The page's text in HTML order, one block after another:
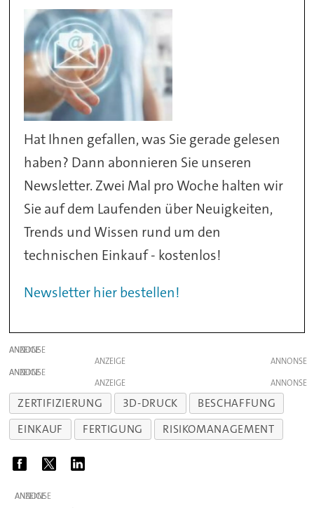
Hat Ihnen gefallen, was Sie gerade gelesen
haben? Dann abonnieren Sie unseren
Newsletter. Zwei Mal pro Woche halten wir
Sie auf dem Laufenden über Neuigkeiten,
Trends und Wissen rund um den
technischen Einkauf - kostenlos!
Newsletter hier bestellen!
ANZEIGE
ANZEIGE
ANZEIGE
ANZEIGE
ZERTIFIZIERUNG 3D-DRUCK
BESCHAFFUNG
EINKAUF
FERTIGUNG RISIKOMANAGEMENT
ANZEIGE